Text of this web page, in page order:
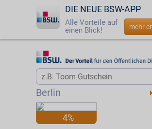
DIE NEUE BSW-APP
Alle Vorteile auf
einen Blick!
mehr
Startseite
Login
Berlin
Startseite
4%